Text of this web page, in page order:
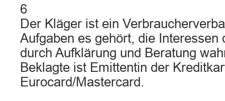
6
Der Kläger ist ein
Aufgaben es gehört, die Interessen
durch Aufklärung und Beratung
Beklagte ist Emittentin der
Eurocard/Mastercard.